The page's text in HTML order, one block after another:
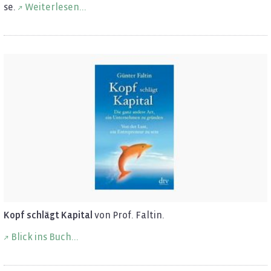
se.
Wei­ter­le­sen...
Kopf schlägt Ka­pi­tal von Prof. Fal­tin.
Blick ins Buch...